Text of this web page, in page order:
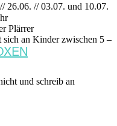
26.06. // 03.07. und 10.07.
Plärrer
sich an Kinder zwischen 5 –
und schreib an